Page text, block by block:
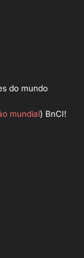
do mundo
mundial) BnCI!